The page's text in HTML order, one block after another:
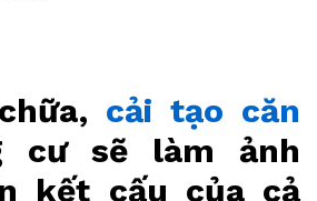
cải tạo căn
cư sẽ làm ảnh
kết cấu của cả